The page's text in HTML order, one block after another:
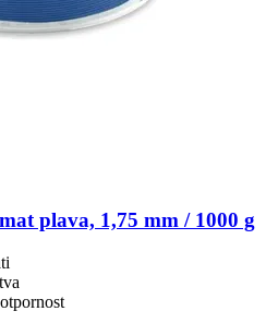
plava, 1,75 mm / 1000 g